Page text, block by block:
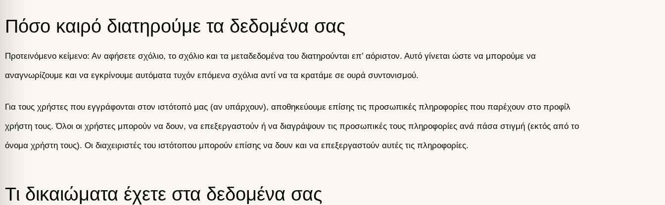
Πόσο καιρό διατηρούμε τα δεδομένα σας
Προτεινόμενο κείμενο: Αν αφήσετε σχόλιο, το σχόλιο και τα μεταδεδομένα του διατηρούνται επ’ αόριστον. Αυτό γίνεται ώστε να μπορούμε να
αναγνωρίζουμε και να εγκρίνουμε αυτόματα τυχόν επόμενα σχόλια αντί να τα κρατάμε σε ουρά συντονισμού.
Για τους χρήστες που εγγράφονται στον ιστότοπό μας (αν υπάρχουν), αποθηκεύουμε επίσης τις προσωπικές πληροφορίες που παρέχουν στο προφίλ
χρήστη τους. Όλοι οι χρήστες μπορούν να δουν, να επεξεργαστούν ή να διαγράψουν τις προσωπικές τους πληροφορίες ανά πάσα στιγμή (εκτός από το
όνομα χρήστη τους). Οι διαχειριστές του ιστότοπου μπορούν επίσης να δουν και να επεξεργαστούν αυτές τις πληροφορίες.
Τι δικαιώματα έχετε στα δεδομένα σας